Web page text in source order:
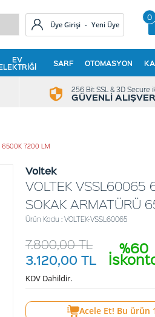
Üye Girişi - Yeni Üye
0
EV SARF OTOMASYON
256 Bit SSL & 3D Secure
GÜVENLİ
6500K 7200 LM
Voltek
VOLTEK VSSL60065
SOKAK ARMATÜRÜ
Ürün Kodu : VOLTEK-VSSL60065
%60
7.800,00TL
3.120,00 TL
KDV Dahildir.
Acele Et! Bu ürün